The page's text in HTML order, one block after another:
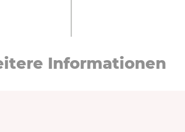
In­for­ma­tio­nen